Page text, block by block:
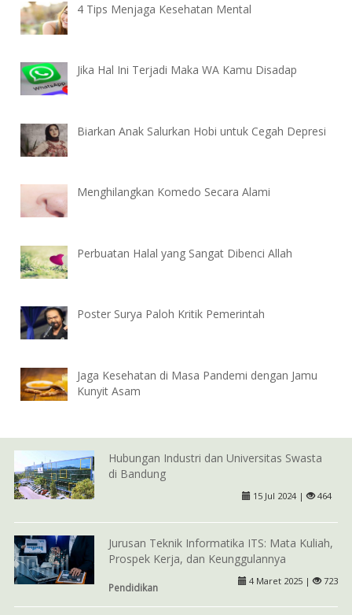
4 Tips Menjaga Kesehatan Mental
Jika Hal Ini Terjadi Maka WA Kamu Disadap
Biarkan Anak Salurkan Hobi untuk Cegah Depresi
Menghilangkan Komedo Secara Alami
Perbuatan Halal yang Sangat Dibenci Allah
Poster Surya Paloh Kritik Pemerintah
Jaga Kesehatan di Masa Pandemi dengan Jamu
Kunyit Asam
Hubungan Industri dan Universitas Swasta
di Bandung
15 Jul 2024 | 464
Jurusan Teknik Informatika ITS: Mata Kuliah,
Prospek Kerja, dan Keunggulannya
Pendidikan
4 Maret 2025 | 723